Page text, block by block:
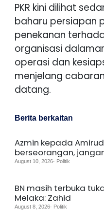
PKR kini dilihat
baharu persiapan
penekanan
organisasi
operasi dan
menjelang
datang.
Berita berkaitan
Azmin kepada
berseorangan,
August 10, 2026· Politik
BN masih terbuka
Melaka: Zahid
August 8, 2026· Politik